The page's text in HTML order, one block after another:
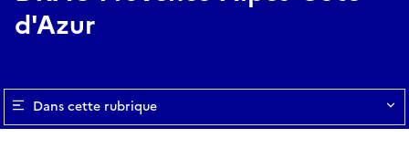
d'Azur
Dans cette rubrique